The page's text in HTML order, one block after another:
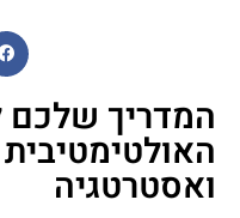
המדריך שלכם
ואסטרטגיה